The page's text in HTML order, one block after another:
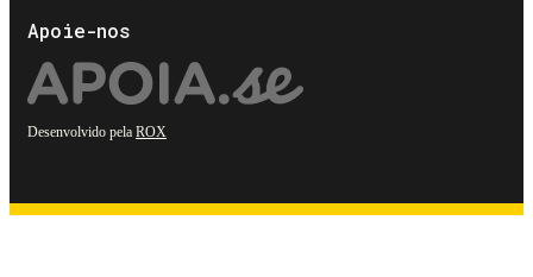
Apoie-nos
Desenvolvido pela ROX